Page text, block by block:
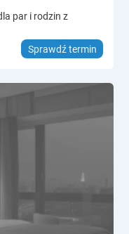
par i rodzin z
Sprawdź termin